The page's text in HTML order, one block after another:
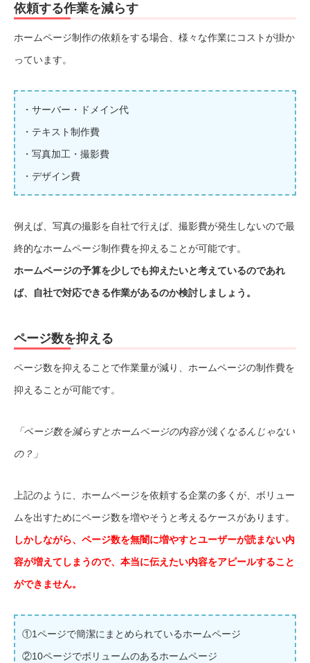
依頼する作業を減らす
ホームページ制作の依頼をする場合、様々な作業にコストが掛か
っています。
・サーバー・ドメイン代
・テキスト制作費
・写真加工・撮影費
・デザイン費
例えば、写真の撮影を自社で行えば、撮影費が発生しないので最
終的なホームページ制作費を抑えることが可能です。
ホームページの予算を少しでも抑えたいと考えているのであれ
ば、自社で対応できる作業があるのか検討しましょう。
ページ数を抑える
ページ数を抑えることで作業量が減り、ホームページの制作費を
抑えることが可能です。
「ページ数を減らすとホームページの内容が浅くなるんじゃない
の？」
上記のように、ホームページを依頼する企業の多くが、ボリュー
ムを出すためにページ数を増やそうと考えるケースがあります。
しかしながら、ページ数を無闇に増やすとユーザーが読まない内
容が増えてしまうので、本当に伝えたい内容をアピールすること
ができません。
①1ページで簡潔にまとめられているホームページ
②10ページでボリュームのあるホームページ